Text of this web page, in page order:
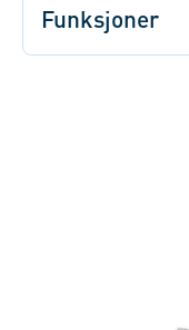
Funksjoner